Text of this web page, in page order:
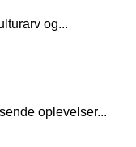
og...
oplevelser...